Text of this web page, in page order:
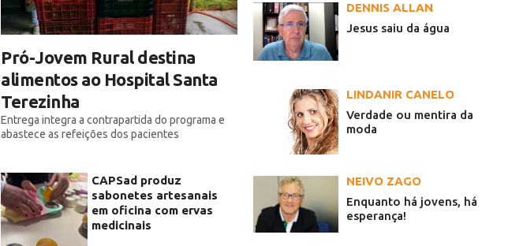
Pró-Jovem Rural destina
alimentos ao Hospital Santa
Terezinha
Entrega integra a contrapartida do programa e
abastece as refeições dos pacientes
CAPSad produz
sabonetes artesanais
em oficina com ervas
medicinais
DENNIS ALLAN
Jesus saiu da água
LINDANIR CANELO
Verdade ou mentira da
moda
NEIVO ZAGO
Enquanto há jovens, há
esperança!